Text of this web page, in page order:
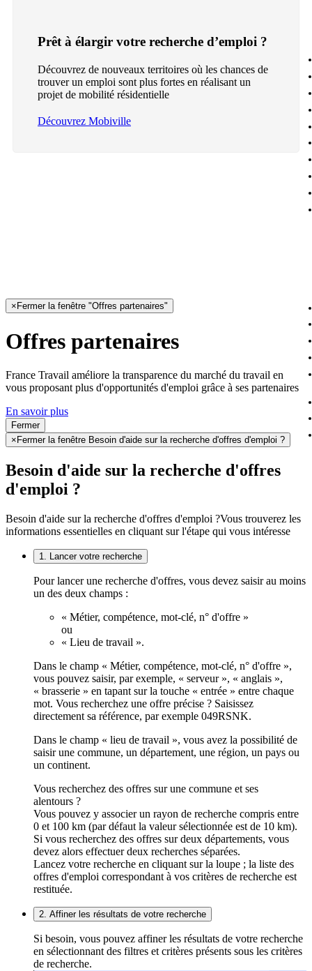
Prêt à élargir votre recherche d’emploi ?
Découvrez de nouveaux territoires où les chances de
trouver un emploi sont plus fortes en réalisant un
projet de mobilité résidentielle
Découvrez Mobiville
× Fermer la fenêtre "Offres partenaires"
Offres partenaires
France Travail améliore la transparence du marché du travail en
vous proposant plus d'opportunités d'emploi grâce à ses partenaires
En savoir plus
Fermer
× Fermer la fenêtre Besoin d'aide sur la recherche d'offres d'emploi ?
Besoin d'aide sur la recherche d'offres
d'emploi ?
Besoin d'aide sur la recherche d'offres d'emploi ?Vous trouverez les
informations essentielles en cliquant sur l'étape qui vous intéresse
1. Lancer votre recherche
Pour lancer une recherche d'offres, vous devez saisir au moins
un des deux champs :
« Métier, compétence, mot-clé, n° d'offre »
ou
« Lieu de travail ».
Dans le champ « Métier, compétence, mot-clé, n° d'offre »,
vous pouvez saisir, par exemple, « serveur », « anglais »,
« brasserie » en tapant sur la touche « entrée » entre chaque
mot. Vous recherchez une offre précise ? Saisissez
directement sa référence, par exemple 049RSNK.
Dans le champ « lieu de travail », vous avez la possibilité de
saisir une commune, un département, une région, un pays ou
un continent.
Vous recherchez des offres sur une commune et ses
alentours ?
Vous pouvez y associer un rayon de recherche compris entre
0 et 100 km (par défaut la valeur sélectionnée est de 10 km).
Si vous recherchez des offres sur deux départements, vous
devez alors effectuer deux recherches séparées.
Lancez votre recherche en cliquant sur la loupe ; la liste des
offres d'emploi correspondant à vos critères de recherche est
restituée.
2. Affiner les résultats de votre recherche
Si besoin, vous pouvez affiner les résultats de votre recherche
en sélectionnant des filtres et critères présents sous les critères
de recherche.